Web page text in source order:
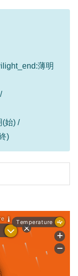
薄明
(始) /
)